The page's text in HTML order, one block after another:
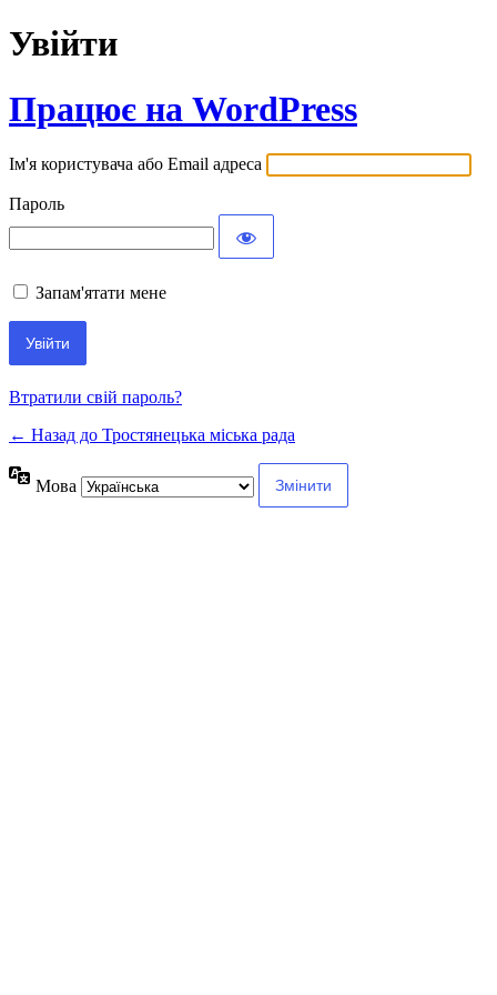
Увійти
Працює на WordPress
Ім'я користувача або Email адреса
Пароль
Запам'ятати мене
Втратили свій пароль?
← Назад до Тростянецька міська рада
Мова